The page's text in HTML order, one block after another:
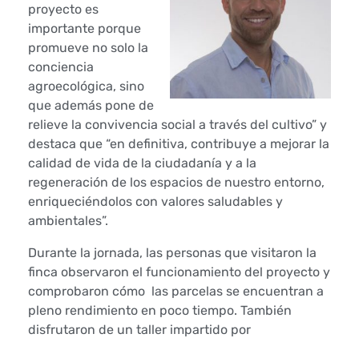
t
o
d
e
h
u
e
r
t
o
proyecto es
importante porque
promueve no solo la
conciencia
agroecológica, sino
que además pone de
relieve la convivencia social a través del cultivo” y
destaca que “en definitiva, contribuye a mejorar la
calidad de vida de la ciudadanía y a la
regeneración de los espacios de nuestro entorno,
enriqueciéndolos con valores saludables y
ambientales”.
Durante la jornada, las personas que visitaron la
finca observaron el funcionamiento del proyecto y
comprobaron cómo las parcelas se encuentran a
pleno rendimiento en poco tiempo. También
disfrutaron de un taller impartido por